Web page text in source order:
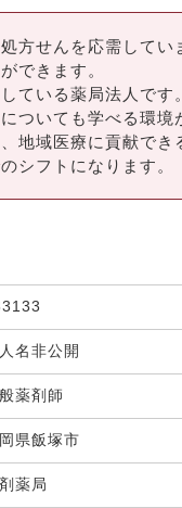
方せんを応需してい
できます。
ている薬局法人で
ついても学べる環境
地域医療に貢献で
シフトになります。
名非公開
薬剤師
県飯塚市
薬局